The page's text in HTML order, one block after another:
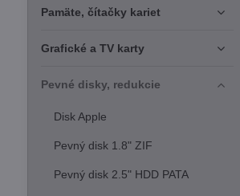
Pamäte, čítačky kariet
Grafické a TV karty
Pevné disky, redukcie
Disk Apple
Pevný disk 1.8" ZIF
Pevný disk 2.5" HDD PATA